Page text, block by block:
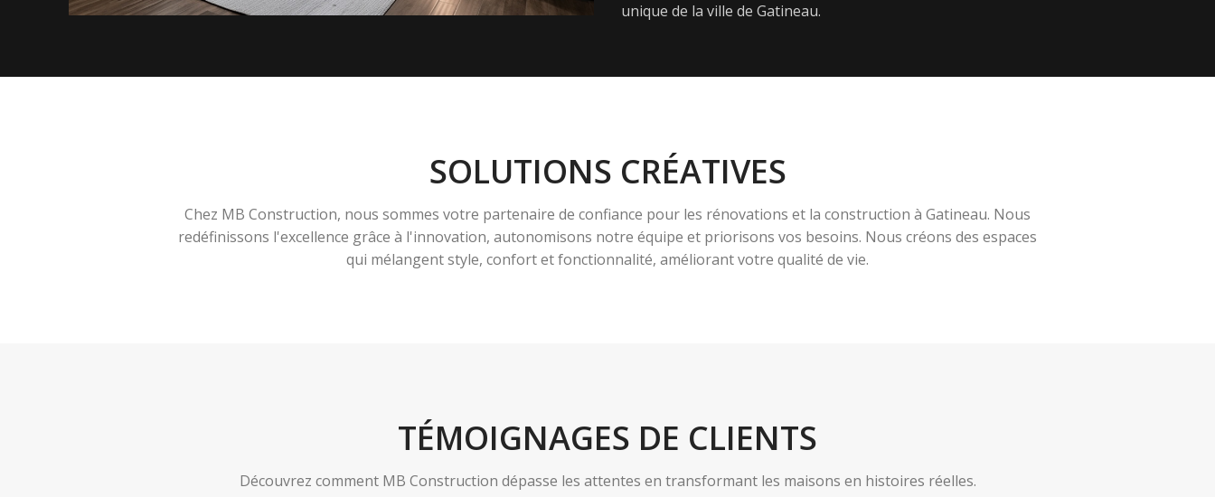
unique de la ville de Gatineau.
SOLUTIONS CRÉATIVES
Chez MB Construction, nous sommes votre partenaire de confiance pour les rénovations et la construction à Gatineau. Nous
redéfinissons l'excellence grâce à l'innovation, autonomisons notre équipe et priorisons vos besoins. Nous créons des espaces
qui mélangent style, confort et fonctionnalité, améliorant votre qualité de vie.
TÉMOIGNAGES DE CLIENTS
Découvrez comment MB Construction dépasse les attentes en transformant les maisons en histoires réelles.